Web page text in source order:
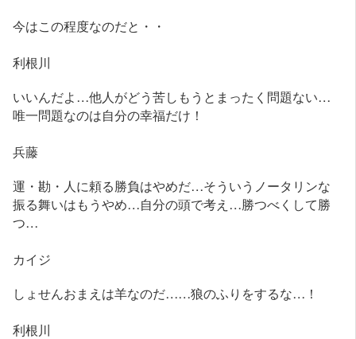
今はこの程度なのだと・・
利根川
いいんだよ…他人がどう苦しもうとまったく問題ない…
唯一問題なのは自分の幸福だけ！
兵藤
運・勘・人に頼る勝負はやめだ…そういうノータリンな
振る舞いはもうやめ…自分の頭で考え…勝つべくして勝
つ…
カイジ
しょせんおまえは羊なのだ……狼のふりをするな…！
利根川